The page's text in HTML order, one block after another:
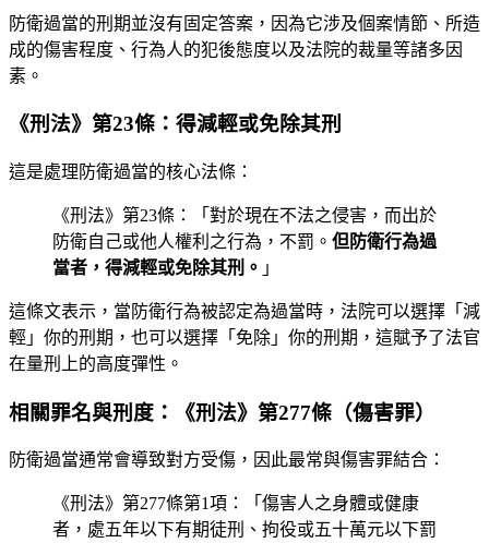
防衛過當的刑期並沒有固定答案，因為它涉及個案情節、所造
成的傷害程度、行為人的犯後態度以及法院的裁量等諸多因
素。
《刑法》第23條：得減輕或免除其刑
這是處理防衛過當的核心法條：
《刑法》第23條：「對於現在不法之侵害，而出於
防衛自己或他人權利之行為，不罰。 但防衛行為過
當者，得減輕或免除其刑。 」
這條文表示，當防衛行為被認定為過當時，法院可以選擇「減
輕」你的刑期，也可以選擇「免除」你的刑期，這賦予了法官
在量刑上的高度彈性。
相關罪名與刑度：《刑法》第277條（傷害罪）
防衛過當通常會導致對方受傷，因此最常與傷害罪結合：
《刑法》第277條第1項：「傷害人之身體或健康
者，處五年以下有期徒刑、拘役或五十萬元以下罰